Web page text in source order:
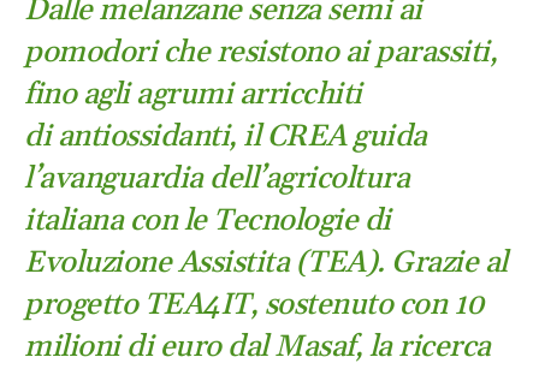
Dalle melanzane senza semi ai
pomodori che resistono ai parassiti,
fino agli agrumi arricchiti
di antiossidanti, il CREA guida
l’avanguardia dell’agricoltura
italiana con le Tecnologie di
Evoluzione Assistita (TEA). Grazie al
progetto TEA4IT, sostenuto con 10
milioni di euro dal Masaf, la ricerca